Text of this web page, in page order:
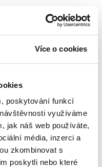
Více o cookies
poskytování funkcí
využíváme
jak náš web používáte,
média, inzerci a
zkombinovat s
poskytli nebo které